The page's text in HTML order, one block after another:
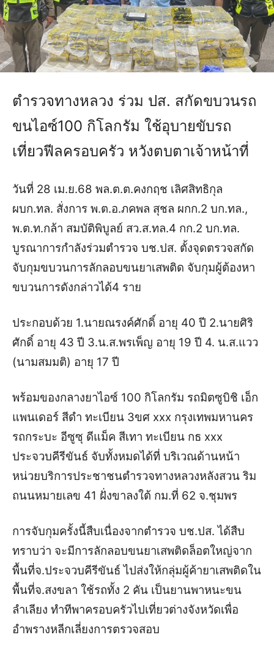
ตำรวจทางหลวง ร่วม ปส. สกัดขบวนรถ
ขนไอซ์100 กิโลกรัม ใช้อุบายขับรถ
เที่ยวฟีลครอบครัว หวังตบตาเจ้าหน้าที่
วันที่ 28 เม.ย.68 พล.ต.ต.คงกฤช เลิศสิทธิกุล
ผบก.ทล. สั่งการ พ.ต.อ.ภคพล สุชล ผกก.2 บก.ทล.,
พ.ต.ท.กล้า สมบัติพิบูลย์ สว.ส.ทล.4 กก.2 บก.ทล.
บูรณาการกำลังร่วมตำรวจ บช.ปส. ตั้งจุดตรวจสกัด
จับกุมขบวนการลักลอบขนยาเสพติด จับกุมผู้ต้องหา
ขบวนการดังกล่าวได้4 ราย
ประกอบด้วย 1.นายณรงค์ศักดิ์ อายุ 40 ปี 2.นายศิริ
ศักดิ์ อายุ 43 ปี 3.น.ส.พรเพ็ญ อายุ 19 ปี 4. น.ส.แวว
(นามสมมติ) อายุ 17 ปี
พร้อมของกลางยาไอซ์ 100 กิโลกรัม รถมิตซูบิชิ เอ็ก
แพนเดอร์ สีดำ ทะเบียน 3ขศ xxx กรุงเทพมหานคร
รถกระบะ อีซูซุ ดีแม็ค สีเทา ทะเบียน กธ xxx
ประจวบคีรีขันธ์ จับทั้งหมดได้ที่ บริเวณด้านหน้า
หน่วยบริการประชาชนตำรวจทางหลวงหลังสวน ริม
ถนนหมายเลข 41 ฝั่งขาลงใต้ กม.ที่ 62 จ.ชุมพร
การจับกุมครั้งนี้สืบเนื่องจากตำรวจ บช.ปส. ได้สืบ
ทราบว่า จะมีการลักลอบขนยาเสพติดล็อตใหญ่จาก
พื้นที่จ.ประจวบคีรีขันธ์ ไปส่งให้กลุ่มผู้ค้ายาเสพติดใน
พื้นที่จ.สงขลา ใช้รถทั้ง 2 คัน เป็นยานพาหนะขน
ลำเลียง ทำทีพาครอบครัวไปเที่ยวต่างจังหวัดเพื่อ
อำพรางหลีกเลี่ยงการตรวจสอบ